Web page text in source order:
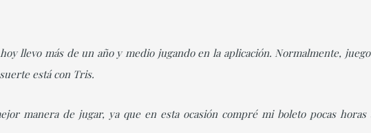
llevo más de un año y medio jugando en la aplicación. Normalmente,
está con Tris.
manera de jugar, ya que en esta ocasión compré mi boleto pocas horas